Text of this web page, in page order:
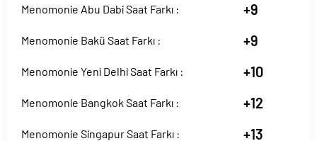
Menomonie Abu Dabi Saat Farkı : +9
Menomonie Bakü Saat Farkı : +9
Menomonie Yeni Delhi Saat Farkı : +10
Menomonie Bangkok Saat Farkı : +12
Menomonie Singapur Saat Farkı : +13